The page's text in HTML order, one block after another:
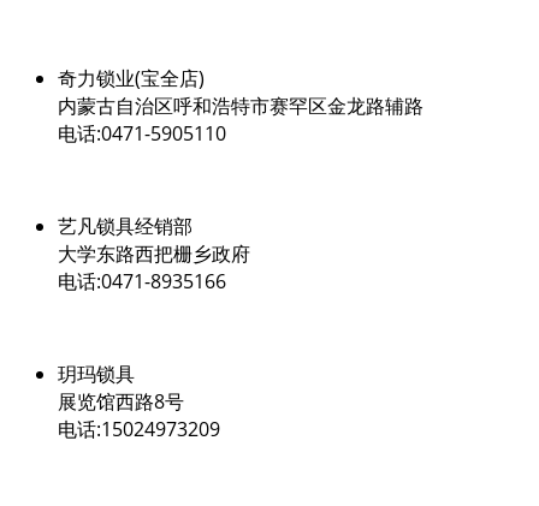
奇力锁业(宝全店)
内蒙古自治区呼和浩特市赛罕区金龙路辅路
电话:0471-5905110
艺凡锁具经销部
大学东路西把栅乡政府
电话:0471-8935166
玥玛锁具
展览馆西路8号
电话:15024973209